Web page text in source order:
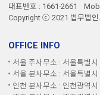
대표번호 : 1661-2661
Copyright ⓒ 2021 법무법인
OFFICE INFO
서울 주사무소 : 서울특별
서울 분사무소 : 서울특별
인천 분사무소 : 인천광역